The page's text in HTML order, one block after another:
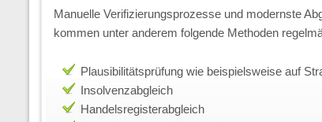
Manuelle Verifizierungsprozesse und modernste
kommen unter anderem folgende Methoden
Plausibilitätsprüfung wie beispielsweise auf
Insolvenzabgleich
Handelsregisterabgleich